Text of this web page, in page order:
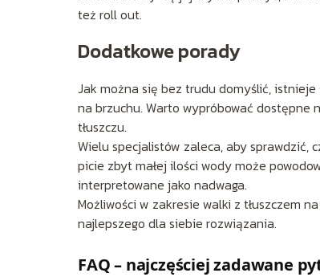
też roll out.
Dodatkowe porady
Jak można się bez trudu domyślić,
na brzuchu. Warto wypróbować dostępne
tłuszczu.
Wielu specjalistów zaleca, aby sprawdzić,
picie zbyt małej ilości wody może
interpretowane jako nadwaga.
Możliwości w zakresie walki z tłuszczem
najlepszego dla siebie rozwiązania.
FAQ – najczęściej zadawane